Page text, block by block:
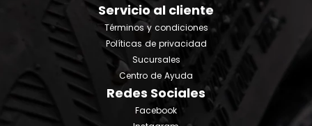
Servicio al cliente
Términos y condiciones
Políticas de privacidad
Sucursales
Centro de Ayuda
Redes Sociales
Facebook